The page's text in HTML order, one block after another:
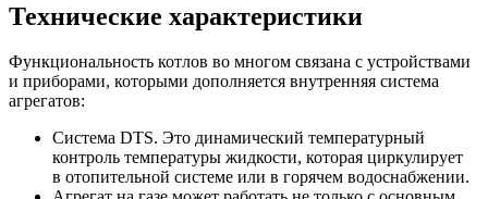
Технические характеристики
Функциональность котлов во многом связана с устройствами
и приборами, которыми дополняется внутренняя система
агрегатов:
Система DTS. Это динамический температурный
контроль температуры жидкости, которая циркулирует
в отопительной системе или в горячем водоснабжении.